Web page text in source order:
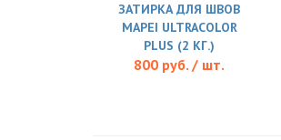
ЗАТИРКА ДЛЯ ШВОВ
MAPEI ULTRACOLOR
PLUS (2 КГ.)
800 руб. / шт.